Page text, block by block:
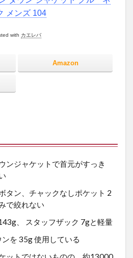
メンズ 104
with カエレバ
Amazon
ンジャケットで首元がすっき
タン、チャックなしポケット 2
で絞れない
、 スタッフザック 7gと軽量
を 35g 使用している